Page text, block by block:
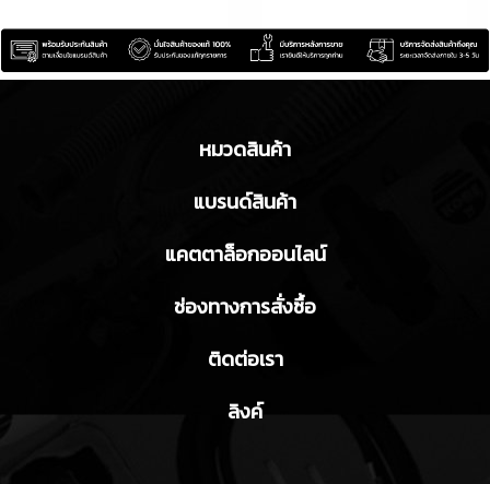
หมวดสินค้า
แบรนด์สินค้า
แคตตาล็อกออนไลน์
ช่องทางการสั่งซื้อ
ติดต่อเรา
ลิงค์